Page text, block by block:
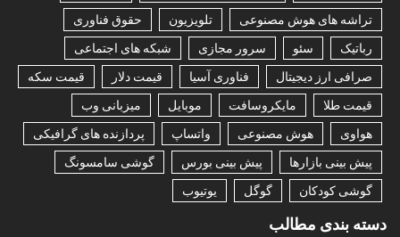
تراشه های هوش مصنوعی
تلویزیون
حقوق فناوری
رباتیک
سئو سرور مجازی
شبکه های اجتماعی
صرافی ارز دیجیتال
فناوری آسیا قیمت دلار
قیمت سکه
قیمت طلا
مایکروسافت موبایل
میزبانی وب
هواوی
هوش مصنوعی واتساپ
پردازنده های گرافیکی
پیش بینی بازارها
پیش بینی بورس
گوشی سامسونگ
گوشی کودکان
گوگل یوتیوب
دسته بندی مطالب